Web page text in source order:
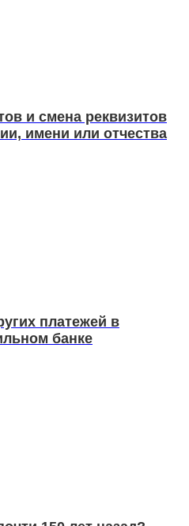
и смена реквизитов
имени или отчества
платежей в
банке